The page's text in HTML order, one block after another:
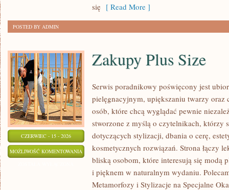
się [ Read More ]
POSTED BY ADMIN
CZERWIEC - 15 - 2026
MOŻLIWOŚĆ KOMENTOWANIA ZAKUPY
PLUS
SIZE
Zakupy Plus Size
Serwis poradnikowy poświęcony jest
pielęgnacyjnym, upiększaniu twarzy oraz
osób, które chcą wyglądać pewnie
stworzone z myślą o czytelnikach, którzy
dotyczących stylizacji, dbania o cerę,
kosmetycznych rozwiązań. Strona łączy
bliską osobom, które interesują się modą
i pięknem w naturalnym wydaniu.
Metamorfozy i Stylizacje na Specjalne